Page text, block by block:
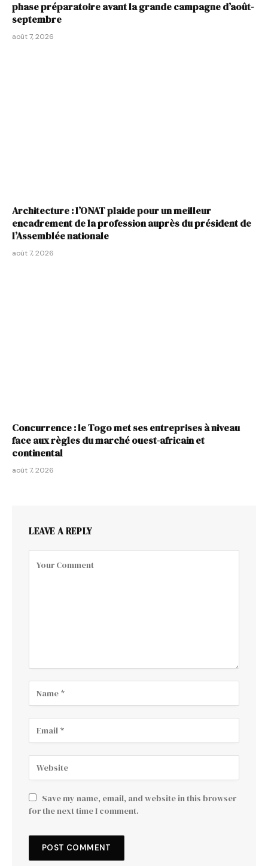
phase préparatoire avant la grande campagne d’août-
septembre
août 7, 2026
Architecture : l’ONAT plaide pour un meilleur
encadrement de la profession auprès du président de
l’Assemblée nationale
août 7, 2026
Concurrence : le Togo met ses entreprises à niveau
face aux règles du marché ouest-africain et
continental
août 7, 2026
LEAVE A REPLY
Save my name, email, and website in this browser
for the next time I comment.